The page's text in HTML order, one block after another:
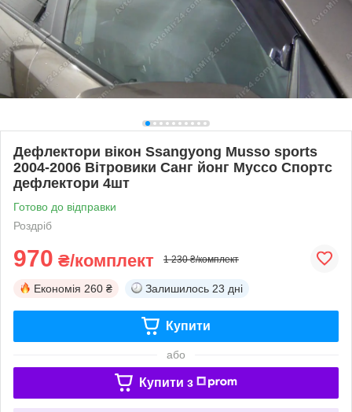
Дефлектори вікон Ssangyong Musso sports
2004-2006 Вітровики Санг йонг Муссо Спортс
дефлектори 4шт
Готово до відправки
Роздріб
970 ₴/комплект 1 230 ₴/комплект
Економія 260 ₴ Залишилось 23 дні
Купити
або
Купити з